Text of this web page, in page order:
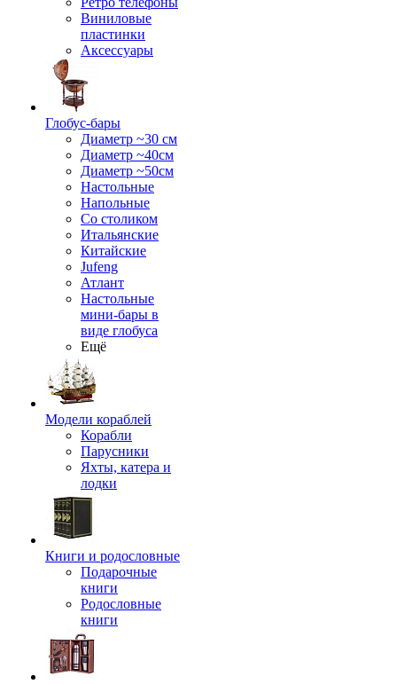
Виниловые
пластинки
Аксессуары
Глобус-бары
Диаметр ~30 см
Диаметр ~40см
Диаметр ~50см
Настольные
Напольные
Со столиком
Итальянские
Китайские
Jufeng
Атлант
Настольные
мини-бары в
виде глобуса
Ещё
Модели кораблей
Корабли
Парусники
Яхты, катера и
лодки
Книги и родословные
Подарочные
книги
Родословные
книги